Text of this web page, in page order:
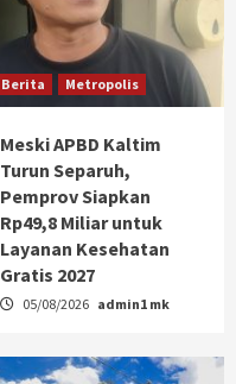
Berita Metropolis
Meski APBD Kaltim
Turun Separuh,
Pemprov Siapkan
Rp49,8 Miliar untuk
Layanan Kesehatan
Gratis 2027
05/08/2026 admin1 mk